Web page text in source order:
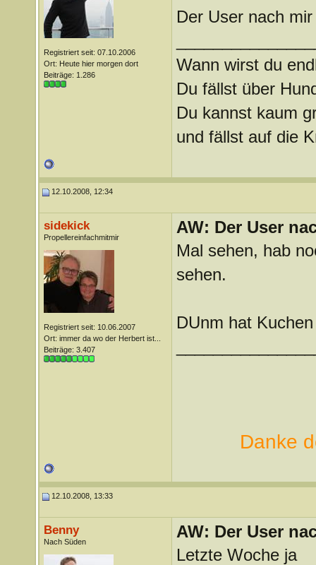
Registriert seit: 07.10.2006
Ort: Heute hier morgen dort
Beiträge: 1.286
Der User nach
Wann wirst du
Du fällst über
Du kannst kaum
und fällst auf die
12.10.2008, 12:34
sidekick
Propellereinfachmitmir
Registriert seit: 10.06.2007
Ort: immer da wo der Herbert ist...
Beiträge: 3.407
AW: Der User
Mal sehen, hab
sehen.
DUnm hat
Danke
12.10.2008, 13:33
Benny
Nach Süden
AW: Der User
Letzte Woche ja